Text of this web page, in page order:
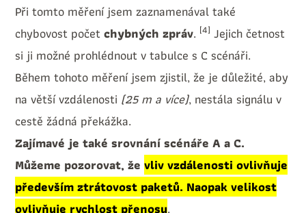
Při tomto měření jsem zaznamenával také
chybovost početchybných zpráv. [4] Jejich četnost
si ji možné prohlédnout v tabulce s C scénáři.
Během tohoto měření jsem zjistil, že je důležité, aby
na větší vzdálenosti (25 m a více), nestála signálu v
cestě žádná překážka.
Zajímavé je také srovnání scénáře A a C.
Můžeme pozorovat, ževliv vzdálenosti ovlivňuje
především ztrátovost paketů. Naopak velikost
ovlivňuje rychlost přenosu.